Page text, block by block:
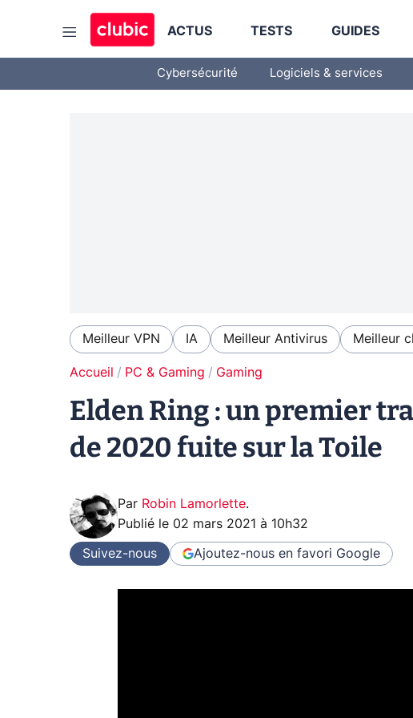
ACTUS TESTS GUIDES
Cybersécurité Logiciels & services
Meilleur VPN IA Meilleur Antivirus Meilleur
Accueil PC & Gaming Gaming
Elden Ring : un premier
de 2020 fuite sur la Toile
Par Robin Lamorlette.
Publié le 02 mars 2021 à 10h32
Suivez-nous Ajoutez-nous en favori Google